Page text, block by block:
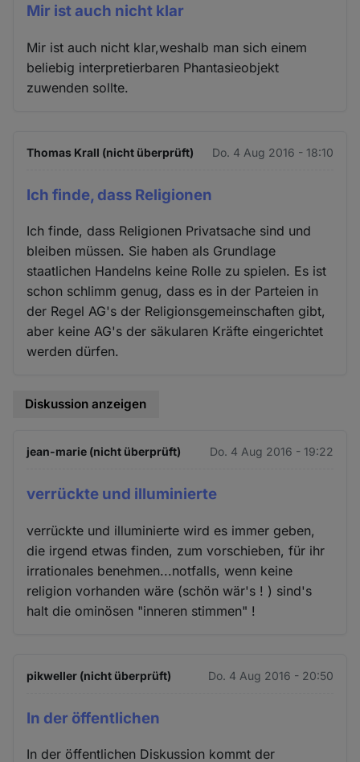
Mir ist auch nicht klar
Mir ist auch nicht klar,weshalb man sich einem
beliebig interpretierbaren Phantasieobjekt
zuwenden sollte.
Thomas Krall (nicht überprüft) Do. 4 Aug 2016 - 18:10
Ich finde, dass Religionen
Ich finde, dass Religionen Privatsache sind und
bleiben müssen. Sie haben als Grundlage
staatlichen Handelns keine Rolle zu spielen. Es ist
schon schlimm genug, dass es in der Parteien in
der Regel AG's der Religionsgemeinschaften gibt,
aber keine AG's der säkularen Kräfte eingerichtet
werden dürfen.
Diskussion anzeigen
jean-marie (nicht überprüft) Do. 4 Aug 2016 - 19:22
verrückte und illuminierte
verrückte und illuminierte wird es immer geben,
die irgend etwas finden, zum vorschieben, für ihr
irrationales benehmen...notfalls, wenn keine
religion vorhanden wäre (schön wär's ! ) sind's
halt die ominösen "inneren stimmen" !
pikweller (nicht überprüft) Do. 4 Aug 2016 - 20:50
In der öffentlichen
In der öffentlichen Diskussion kommt der